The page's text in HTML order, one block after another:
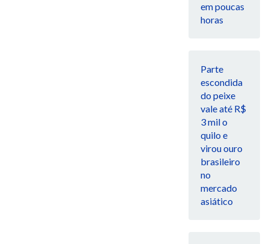
em poucas
horas
Parte
escondida
do peixe
vale até R$
3 mil o
quilo e
virou ouro
brasileiro
no
mercado
asiático